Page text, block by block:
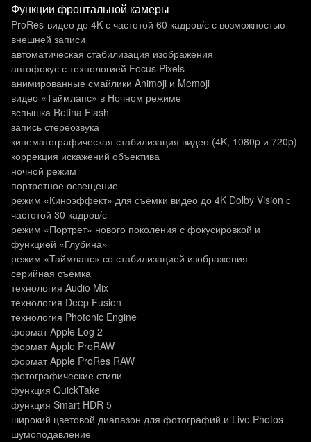
Функции фронтальной камеры
ProRes‑видео до 4K с частотой 60 кадров/с с возможностью
внешней записи
автоматическая стабилизация изображения
автофокус с технологией Focus Pixels
анимированные смайлики Animoji и Memoji
видео «Таймлапс» в Ночном режиме
вспышка Retina Flash
запись стереозвука
кинематографическая стабилизация видео (4K, 1080p и 720p)
коррекция искажений объектива
ночной режим
портретное освещение
режим «Киноэффект» для съёмки видео до 4K Dolby Vision с
частотой 30 кадров/с
режим «Портрет» нового поколения с фокусировкой и
функцией «Глубина»
режим «Таймлапс» со стабилизацией изображения
серийная съёмка
технология Audio Mix
технология Deep Fusion
технология Photonic Engine
формат Apple Log 2
формат Apple ProRAW
формат Apple ProRes RAW
фотографические стили
функция QuickTake
функция Smart HDR 5
широкий цветовой диапазон для фотографий и Live Photos
шумоподавление